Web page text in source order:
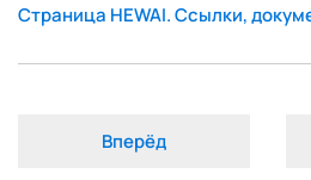
Страница HEWAI. Ссылки,
Вперёд